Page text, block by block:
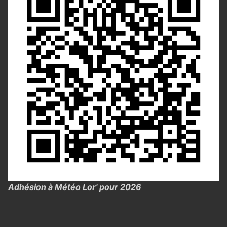
Adhésion à Météo Lor' pour 2026